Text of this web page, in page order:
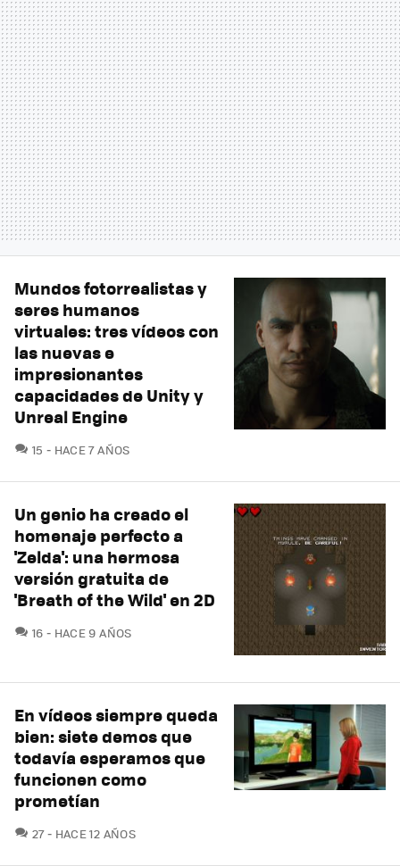
Mundos fotorrealistas y
seres humanos
virtuales: tres vídeos con
las nuevas e
impresionantes
capacidades de Unity y
Unreal Engine
15 COMENTARIOS
HACE 7 AÑOS
Un genio ha creado el
homenaje perfecto a
'Zelda': una hermosa
versión gratuita de
'Breath of the Wild' en 2D
16 COMENTARIOS
HACE 9 AÑOS
En vídeos siempre queda
bien: siete demos que
todavía esperamos que
funcionen como
prometían
27COMENTARIOS
HACE 12 AÑOS